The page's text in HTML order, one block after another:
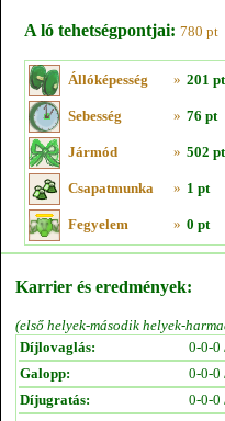
A ló tehetségpontjai: 780 pt
Állóképesség » 201 pt
Sebesség » 76 pt
Jármód » 502 pt
Csapatmunka » 1 pt
Fegyelem » 0 pt
Karrier és eredmények:
(első helyek-második helyek-
Díjlovaglás:
0-0-0
Galopp:
0-0-0
Díjugratás:
0-0-0